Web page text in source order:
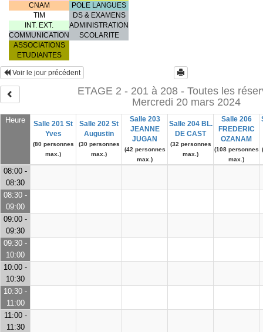
CNAM
POLE LANGUES
TIM
DS & EXAMENS
INT. EXT.
ADMINISTRATION
COMMUNICATION
SCOLARITE
ASSOCIATIONS
ETUDIANTES
Heure
Salle 201 St
Yves
(80 personnes
max.)
Salle 202 St
Augustin
(30 personnes
max.)
Salle 203
JEANNE
JUGAN
(42 personnes
max.)
Salle 204 BL.
DE CAST
(32 personnes
max.)
Salle 206
FREDERIC
OZANAM
(108 personnes
max.)
Voir le jour précédent
ETAGE 2 - 201 à 208 - Toutes les
Mercredi 20 mars 2024
08:00 -
08:30
08:30 -
09:00
09:00 -
09:30
09:30 -
10:00
10:00 -
10:30
10:30 -
11:00
11:00 -
11:30